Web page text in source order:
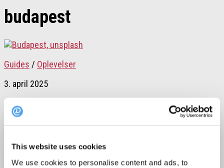
This website uses cookies
We use cookies to personalise content and ads, to
budapest
Guides / Oplevelser
3. april 2025
Budapest på budget: Disse steder må du
Budapest er en fest, og du er inviteret. Ungarns hovedstad
er ikke kun en by med smuk arkitektur...